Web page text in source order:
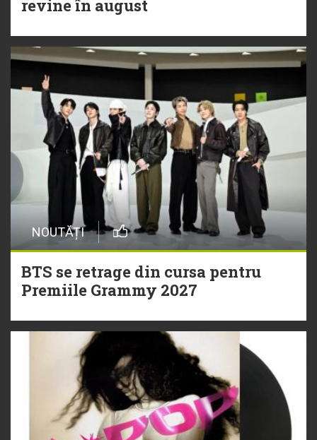
revine în august
NOUTĂȚI
BTS se retrage din cursa pentru
Premiile Grammy 2027